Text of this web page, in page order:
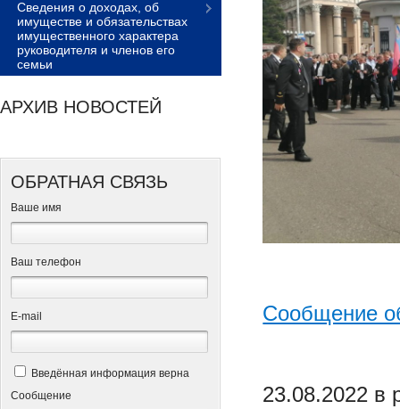
Сведения о доходах, об
имуществе и обязательствах
имущественного характера
руководителя и членов его
семьи
АРХИВ НОВОСТЕЙ
ОБРАТНАЯ СВЯЗЬ
Ваше имя
Ваш телефон
Е-mail
Введённая информация верна
Сообщение
Сообщение
23.08.2022 в